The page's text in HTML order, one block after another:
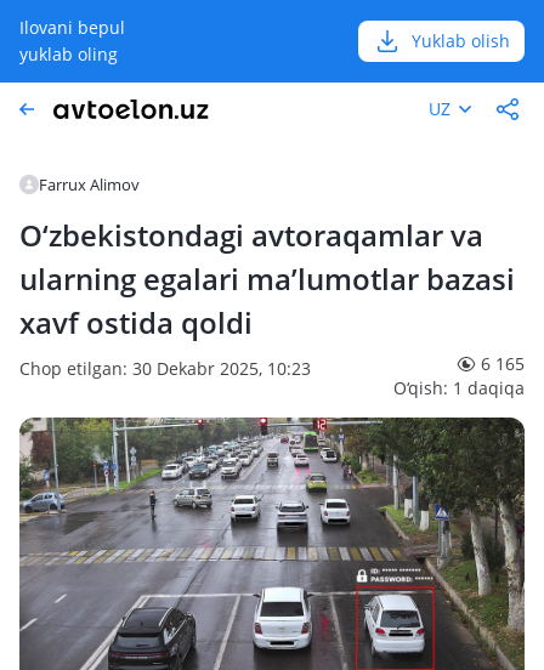
Ilovani bepul
yuklab oling
Yuklab olish
UZ
Farrux Alimov
O‘zbekistondagi avtoraqamlar va
ularning egalari ma’lumotlar bazasi
xavf ostida qoldi
Chop etilgan: 30 Dekabr 2025, 10:23
6 165
O‘qish: 1 daqiqa